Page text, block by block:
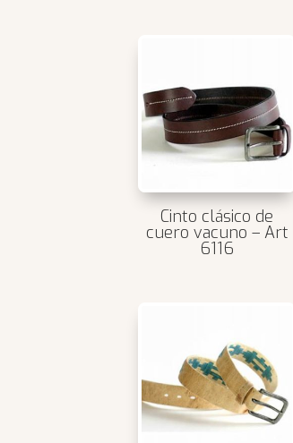
Cinto clásico de
cuero vacuno – Art
6116